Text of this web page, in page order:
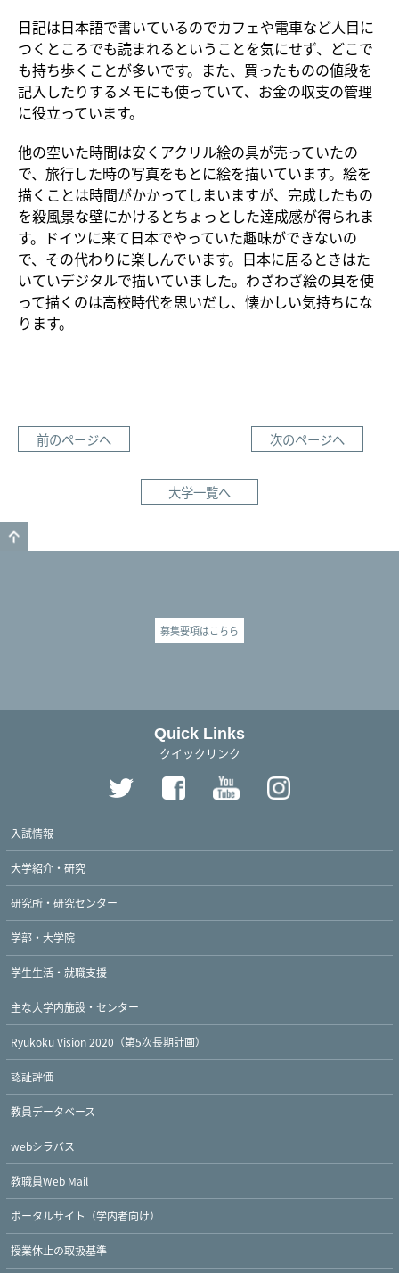
日記は日本語で書いているのでカフェや電車など人目に
つくところでも読まれるということを気にせず、どこで
も持ち歩くことが多いです。また、買ったものの値段を
記入したりするメモにも使っていて、お金の収支の管理
に役立っています。
他の空いた時間は安くアクリル絵の具が売っていたの
で、旅行した時の写真をもとに絵を描いています。絵を
描くことは時間がかかってしまいますが、完成したもの
を殺風景な壁にかけるとちょっとした達成感が得られま
す。ドイツに来て日本でやっていた趣味ができないの
で、その代わりに楽しんでいます。日本に居るときはた
いていデジタルで描いていました。わざわざ絵の具を使
って描くのは高校時代を思いだし、懐かしい気持ちにな
ります。
前のページへ 次のページへ
大学一覧へ
募集要項はこちら
Quick Links
クイックリンク
入試情報
大学紹介・研究
研究所・研究センター
学部・大学院
学生生活・就職支援
主な大学内施設・センター
Ryukoku Vision 2020（第5次長期計画）
認証評価
教員データベース
webシラバス
教職員Web Mail
ポータルサイト（学内者向け）
授業休止の取扱基準